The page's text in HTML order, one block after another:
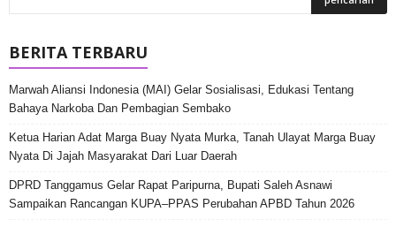
BERITA TERBARU
Marwah Aliansi Indonesia (MAI) Gelar Sosialisasi, Edukasi Tentang
Bahaya Narkoba Dan Pembagian Sembako
Ketua Harian Adat Marga Buay Nyata Murka, Tanah Ulayat Marga Buay
Nyata Di Jajah Masyarakat Dari Luar Daerah
DPRD Tanggamus Gelar Rapat Paripurna, Bupati Saleh Asnawi
Sampaikan Rancangan KUPA–PPAS Perubahan APBD Tahun 2026